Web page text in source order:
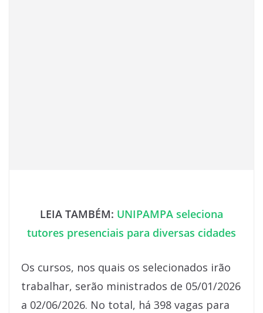
LEIA TAMBÉM: UNIPAMPA seleciona
tutores presenciais para diversas cidades
Os cursos, nos quais os selecionados irão
trabalhar, serão ministrados de 05/01/2026
a 02/06/2026. No total, há 398 vagas para